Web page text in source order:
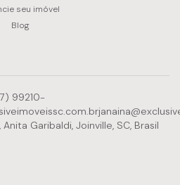
seu imóvel
Blog
99210-
, Anita Garibaldi, Joinville, SC, Brasil